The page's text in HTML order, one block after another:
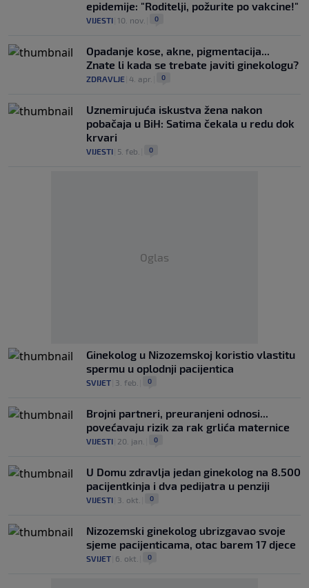
epidemije: "Roditelji, požurite po vakcine!"
VIJESTI 10. nov. 0
Opadanje kose, akne, pigmentacija...
Znate li kada se trebate javiti ginekologu?
ZDRAVLJE 4. apr. 0
Uznemirujuća iskustva žena nakon
pobačaja u BiH: Satima čekala u redu dok
krvari
VIJESTI 5. feb. 0
Oglas
Ginekolog u Nizozemskoj koristio vlastitu
spermu u oplodnji pacijentica
SVIJET 3. feb. 0
Brojni partneri, preuranjeni odnosi...
povećavaju rizik za rak grlića maternice
VIJESTI 20. jan. 0
U Domu zdravlja jedan ginekolog na 8.500
pacijentkinja i dva pedijatra u penziji
VIJESTI 3. okt. 0
Nizozemski ginekolog ubrizgavao svoje
sjeme pacijenticama, otac barem 17 djece
SVIJET 6. okt. 0